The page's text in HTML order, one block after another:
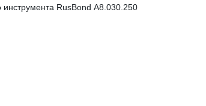
RusBond А8.030.250